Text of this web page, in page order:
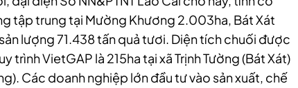
tập trung tại Mường Khương 2.003ha, Bát Xát
lượng 71.438 tấn quả tươi. Diện tích chuối được
trình VietGAP là 215ha tại xã Trịnh Tường (Bát Xát)
Các doanh nghiệp lớn đầu tư vào sản xuất, chế